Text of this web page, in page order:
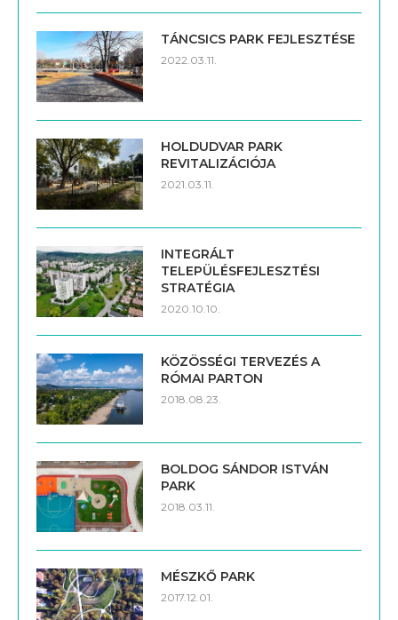
TÁNCSICS PARK FEJLESZTÉSE
2022.03.11.
HOLDUDVAR PARK
REVITALIZÁCIÓJA
2021.03.11.
INTEGRÁLT
TELEPÜLÉSFEJLESZTÉSI
STRATÉGIA
2020.10.10.
KÖZÖSSÉGI TERVEZÉS A
RÓMAI PARTON
2018.08.23.
BOLDOG SÁNDOR ISTVÁN
PARK
2018.03.11.
MÉSZKŐ PARK
2017.12.01.